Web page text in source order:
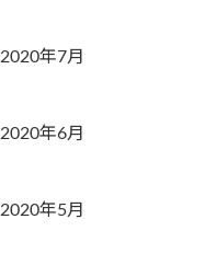
2020年7月
2020年6月
2020年5月